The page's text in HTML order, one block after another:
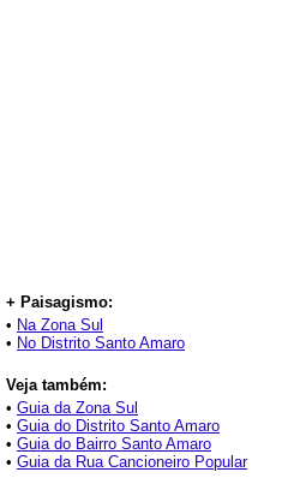
+ Paisagismo:
• Na Zona Sul
• No Distrito Santo Amaro
Veja também:
• Guia da Zona Sul
• Guia do Distrito Santo Amaro
• Guia do Bairro Santo Amaro
• Guia da Rua Cancioneiro Popular